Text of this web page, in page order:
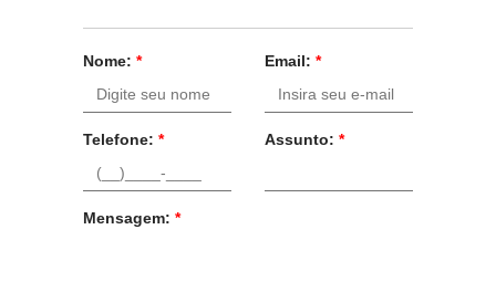
Nome: * Email: *
Telefone: * Assunto: *
Mensagem: *